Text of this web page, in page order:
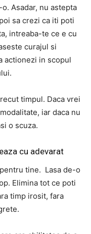
Asadar, nu astepta
sa crezi ca iti poti
intreaba-te ce e cu
curajul si
actionezi in scopul
timpul. Daca vrei
iar daca nu
o scuza.
cu adevarat
tine. Lasa de-o
Elimina tot ce poti
timp irosit, fara